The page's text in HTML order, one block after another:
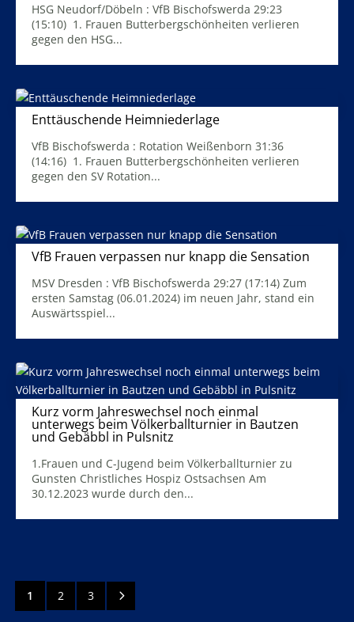
HSG Neudorf/Döbeln : VfB Bischofswerda 29:23
(15:10) 1. Frauen Butterbergschönheiten verlieren
gegen den HSG...
Enttäuschende Heimniederlage
VfB Bischofswerda : Rotation Weißenborn 31:36
(14:16) 1. Frauen Butterbergschönheiten verlieren
gegen den SV Rotation...
VfB Frauen verpassen nur knapp die Sensation
MSV Dresden : VfB Bischofswerda 29:27 (17:14) Zum
ersten Samstag (06.01.2024) im neuen Jahr, stand ein
Auswärtsspiel...
Kurz vorm Jahreswechsel noch einmal
unterwegs beim Völkerballturnier in Bautzen
und Gebäbbl in Pulsnitz
1.Frauen und C-Jugend beim Völkerballturnier zu
Gunsten Christliches Hospiz Ostsachsen Am
30.12.2023 wurde durch den...
1 2 3 5